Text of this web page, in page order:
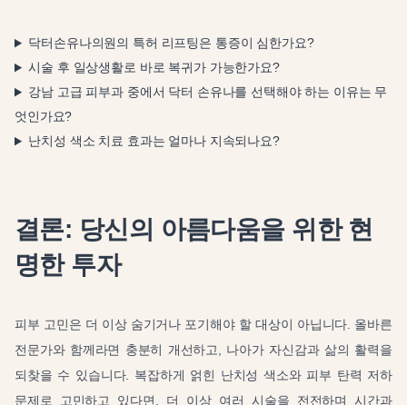
닥터손유나의원의 특허 리프팅은 통증이 심한가요?
시술 후 일상생활로 바로 복귀가 가능한가요?
강남 고급 피부과 중에서 닥터 손유나를 선택해야 하는 이유는 무
엇인가요?
난치성 색소 치료 효과는 얼마나 지속되나요?
결론: 당신의 아름다움을 위한 현
명한 투자
피부 고민은 더 이상 숨기거나 포기해야 할 대상이 아닙니다. 올바른
전문가와 함께라면 충분히 개선하고, 나아가 자신감과 삶의 활력을
되찾을 수 있습니다. 복잡하게 얽힌 난치성 색소와 피부 탄력 저하
문제로 고민하고 있다면, 더 이상 여러 시술을 전전하며 시간과